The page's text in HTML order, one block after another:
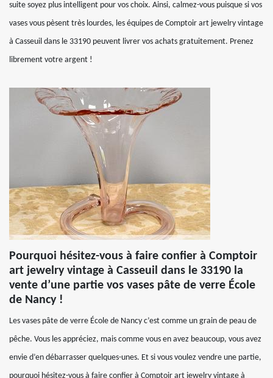
suite soyez plus intelligent pour vos choix. Ainsi, calmez-vous puisque si vos
vases vous pèsent très lourdes, les équipes de Comptoir art jewelry vintage
à Casseuil dans le 33190 peuvent livrer vos achats gratuitement. Prenez
librement votre argent !
Pourquoi hésitez-vous à faire confier à Comptoir
art jewelry vintage à Casseuil dans le 33190 la
vente d’une partie vos vases pâte de verre École
de Nancy !
Les vases pâte de verre École de Nancy c’est comme un grain de peau de
pêche. Vous les appréciez, mais comme vous en avez beaucoup, vous avez
envie d’en débarrasser quelques-unes. Et si vous voulez vendre une partie,
pourquoi hésitez-vous à faire confier à Comptoir art jewelry vintage à